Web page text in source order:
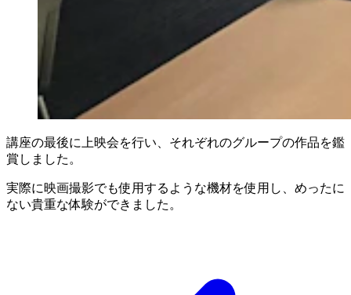
講座の最後に上映会を行い、それぞれのグループの作品を鑑
賞しました。
実際に映画撮影でも使用するような機材を使用し、めったに
ない貴重な体験ができました。